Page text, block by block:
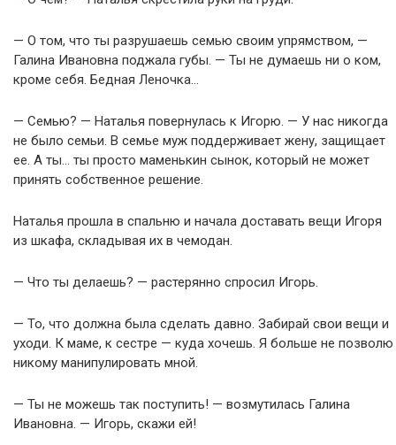
— О том, что ты разрушаешь семью своим упрямством, —
Галина Ивановна поджала губы. — Ты не думаешь ни о ком,
кроме себя. Бедная Леночка…
— Семью? — Наталья повернулась к Игорю. — У нас никогда
не было семьи. В семье муж поддерживает жену, защищает
ее. А ты… ты просто маменькин сынок, который не может
принять собственное решение.
Наталья прошла в спальню и начала доставать вещи Игоря
из шкафа, складывая их в чемодан.
— Что ты делаешь? — растерянно спросил Игорь.
— То, что должна была сделать давно. Забирай свои вещи и
уходи. К маме, к сестре — куда хочешь. Я больше не позволю
никому манипулировать мной.
— Ты не можешь так поступить! — возмутилась Галина
Ивановна. — Игорь, скажи ей!